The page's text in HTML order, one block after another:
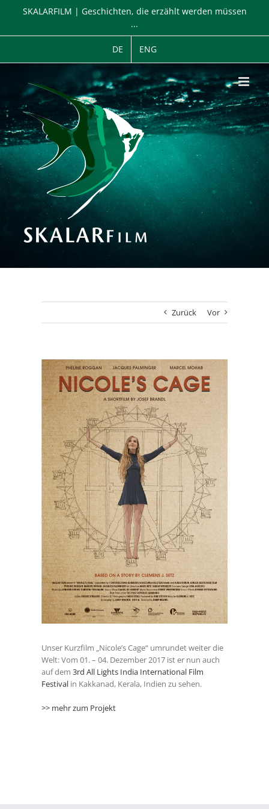
SKALARFILM | Geschichten, die erzählt werden müssen
...
DE ENG
Zurück Vor
Zeige
grösseres
Bild
Unser Kurzfilm „Nicole’s Cage“ umrundet weiter die
Welt: Vom 01. – 04. Dezember 2017 ist er nun auch
auf dem 3rd All Lights India International Film
Festivalin Kakkanad, Kerala, Indien zu sehen.
>> mehr zum Projekt